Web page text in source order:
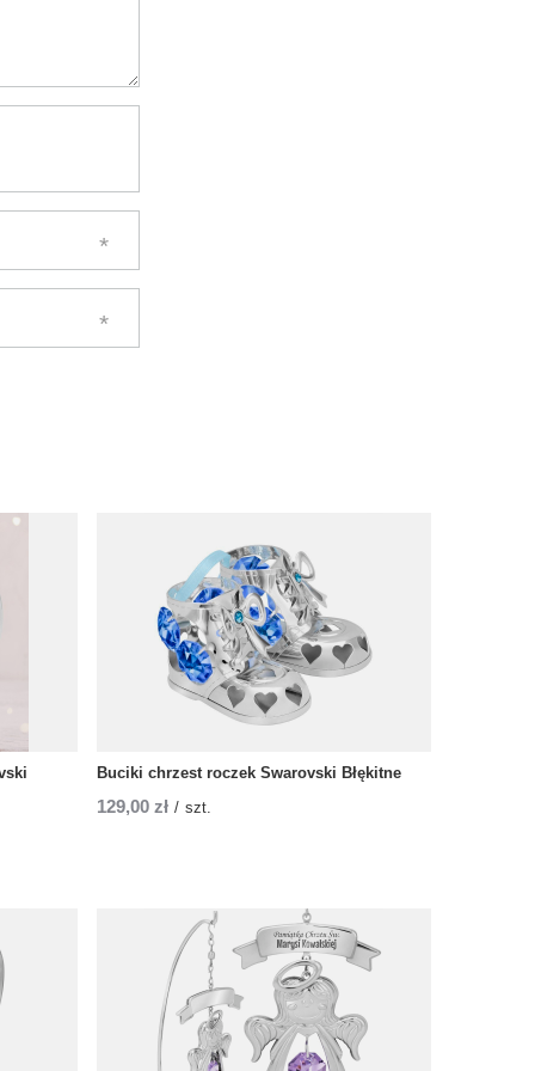
Buciki chrzest roczek Swarovski Błękitne
129,00 zł / szt.